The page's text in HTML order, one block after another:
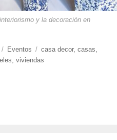
y la decoración en
jazmin-
Categorías
Eventos Etiquetas
casa decor,casas
,viviendas